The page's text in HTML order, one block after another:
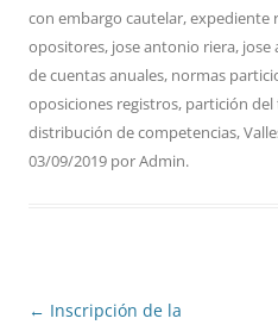
con embargo cautelar,expediente
opositores, jose antonio riera, jose
de cuentas anuales, normas
oposiciones registros, partición
distribución de competencias,
03/09/2019 porAdmin.
Navegación
← Inscripción de la